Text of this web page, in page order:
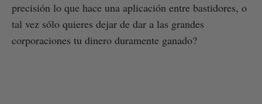
precisión lo que hace una aplicación entre bastidores, o
tal vez sólo quieres dejar de dar a las grandes
corporaciones tu dinero duramente ganado?